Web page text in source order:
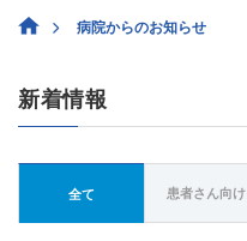
病院からのお知らせ
新着情報
全て 患者さん向け